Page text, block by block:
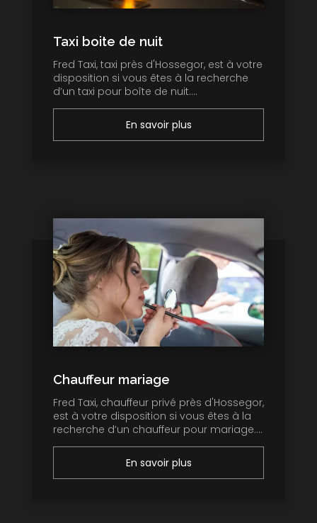
Taxi boite de nuit
Fred Taxi, taxi près d'Hossegor, est à votre
disposition si vous êtes à la recherche
d’un taxi pour boîte de nuit....
En savoir plus
Chauffeur mariage
Fred Taxi, chauffeur privé près d'Hossegor,
est à votre disposition si vous êtes à la
recherche d’un chauffeur pour mariage....
En savoir plus